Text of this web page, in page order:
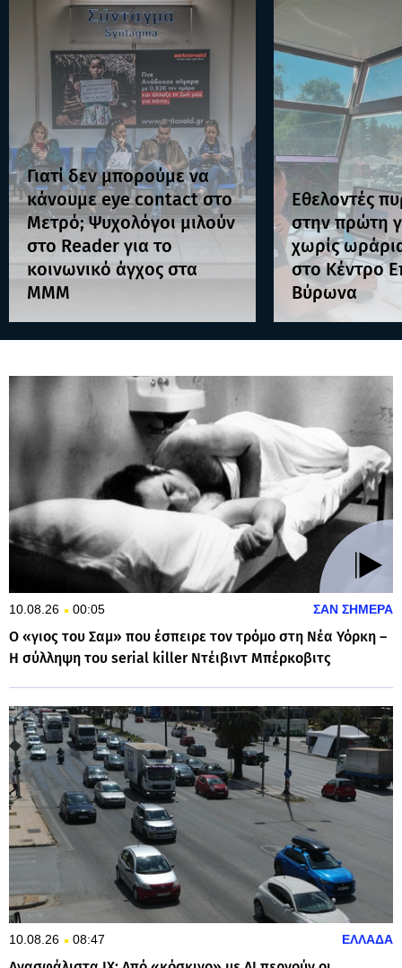
Γιατί δεν μπορούμε να
κάνουμε eye contact στο
Μετρό; Ψυχολόγοι μιλούν
στο Reader για το
κοινωνικό άγχος στα
ΜΜΜ
Εθελοντές
στην πρώτη
χωρίς
στο Κέντρο
Βύρωνα
10.08.26 00:05 ΣΑΝ ΣΗΜΕΡΑ
Ο «γιος του Σαμ» που έσπειρε τον τρόμο στη Νέα Υόρκη –
Η σύλληψη του serial killer Ντέιβιντ Μπέρκοβιτς
10.08.26 08:47 ΕΛΛΑΔΑ